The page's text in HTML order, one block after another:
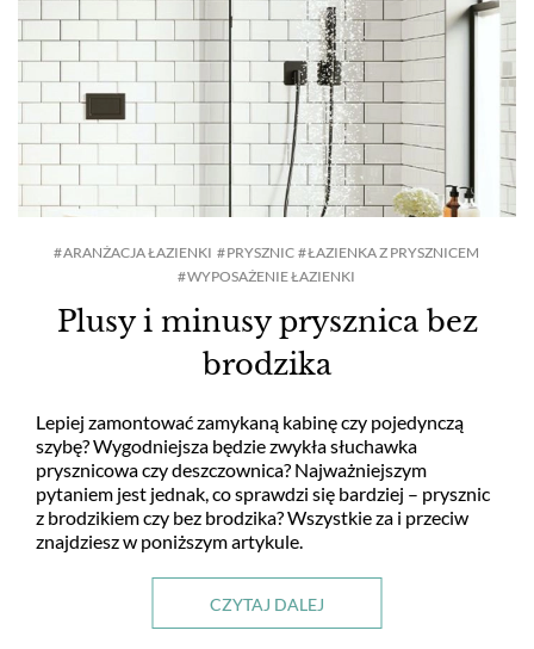
ŁAZIENKA
SYPIALNIA
POKÓJ DZIECKA
HOL I PRZEDPOKÓJ
JAK TO URZĄDZIĆ?
ARANŻACJE OKIEN
RTV I AGD
TKANINY I TAPETY
Plusy i minusy prysznica bez
brodzika
Lepiej zamontować zamykaną kabinę czy pojedynczą
szybę? Wygodniejsza będzie zwykła słuchawka
prysznicowa czy deszczownica? Najważniejszym
pytaniem jest jednak, co sprawdzi się bardziej – prysznic
z brodzikiem czy bez brodzika? Wszystkie za i przeciw
znajdziesz w poniższym artykule.
CZYTAJ DALEJ
ARANŻACJA ŁAZIENKI PRYSZNIC
ŁAZIENKA Z PRYSZNICEM
WYPOSAŻENIE ŁAZIENKI